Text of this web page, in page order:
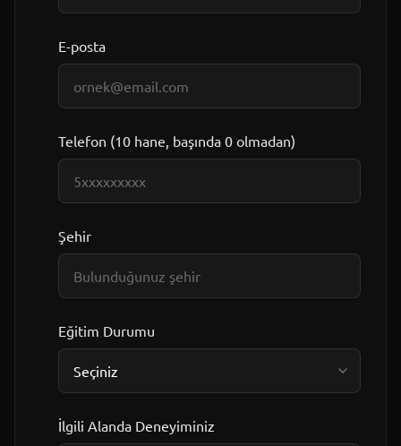
E-posta
Telefon (10 hane, başında 0 olmadan)
Şehir
Eğitim Durumu
İlgili Alanda Deneyiminiz